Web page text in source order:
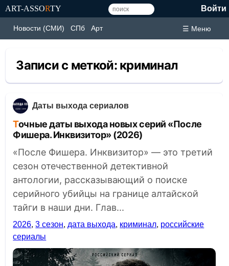
ART-ASSORTY Войти
Новости (СМИ) СПб Арт ☰ Меню
Записи с меткой: криминал
Даты выхода сериалов
Точные даты выхода новых серий «После
Фишера. Инквизитор» (2026)
«После Фишера. Инквизитор» — это третий
сезон отечественной детективной
антологии, рассказывающий о поиске
серийного убийцы на границе алтайской
тайги в наши дни. Глав...
2026,3 сезон, дата выхода, криминал, российские
сериалы